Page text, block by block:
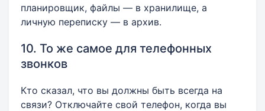
планировщик, файлы — в хранилище, а
личную переписку — в архив.
10. То же самое для телефонных
звонков
Кто сказал, что вы должны быть всегда на
связи? Отключайте свой телефон, когда вы